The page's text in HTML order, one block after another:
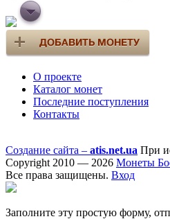
О проекте
Каталог монет
Последние поступления
Контакты
Создание сайта – atis.net.ua При
Copyright 2010 — 2026 Монеты
Все права защищены. Вход
Заполните эту простую форму,